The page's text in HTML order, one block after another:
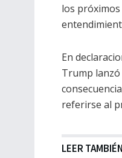
los
En
Trump
referirse al
LEER TAMBIÉN